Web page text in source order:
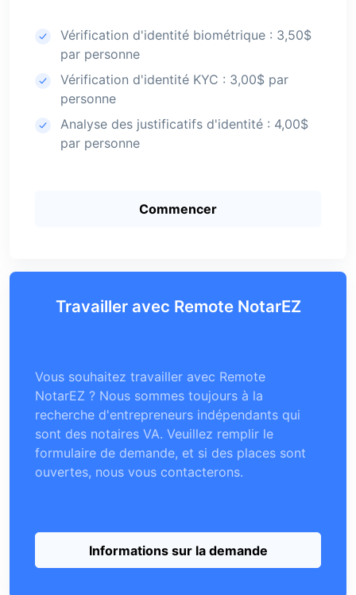
Vérification d'identité biométrique : 3,50$
par personne
Vérification d'identité KYC : 3,00$ par
personne
Analyse des justificatifs d'identité : 4,00$
par personne
Commencer
Travailler avec Remote NotarEZ
Vous souhaitez travailler avec Remote
NotarEZ ? Nous sommes toujours à la
recherche d'entrepreneurs indépendants qui
sont des notaires VA. Veuillez remplir le
formulaire de demande, et si des places sont
ouvertes, nous vous contacterons.
Informations sur la demande